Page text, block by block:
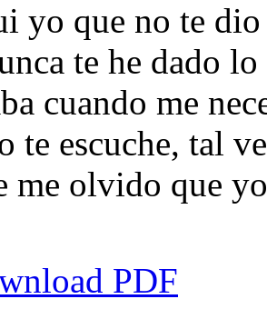
yo que no te dio
te he dado lo
cuando me
te escuche, tal
me olvido que
PDF